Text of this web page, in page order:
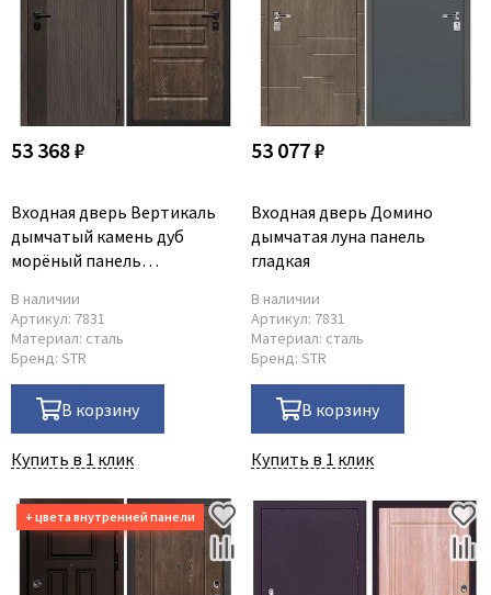
53 368 ₽
Входная дверь Вертикаль
дымчатый камень дуб
морёный панель
В наличии
Артикул: 7831
Материал: сталь
Бренд: STR
В корзину
Купить в 1 клик
53 077 ₽
Входная дверь Домино
дымчатая луна панель
гладкая
В наличии
Артикул: 7831
Материал: сталь
Бренд: STR
В корзину
Купить в 1 клик